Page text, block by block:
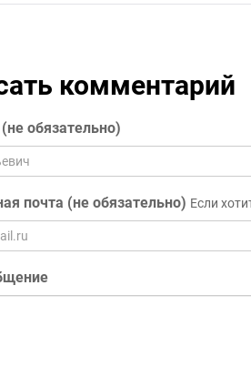
комментарий
обязательно)
почта (не обязательно) Если